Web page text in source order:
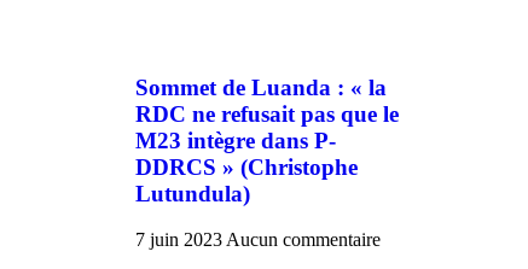
Sommet de Luanda : « la
RDC ne refusait pas que le
M23 intègre dans P-
DDRCS » (Christophe
Lutundula)
7 juin 2023Aucun commentaire